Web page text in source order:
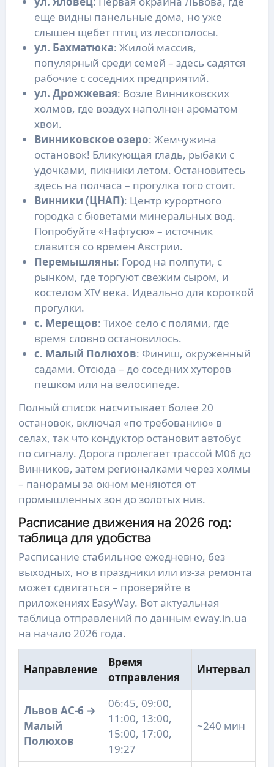
еще видны панельные дома, но уже
слышен щебет птиц из лесополосы.
ул. Бахматюка: Жилой массив,
популярный среди семей – здесь садятся
рабочие с соседних предприятий.
ул. Дрожжевая: Возле Винниковских
холмов, где воздух наполнен ароматом
хвои.
Винниковское озеро: Жемчужина
остановок! Бликующая гладь, рыбаки с
удочками, пикники летом. Остановитесь
здесь на полчаса – прогулка того стоит.
Винники (ЦНАП): Центр курортного
городка с бюветами минеральных вод.
Попробуйте «Нафтусю» – источник
славится со времен Австрии.
Перемышляны: Город на полпути, с
рынком, где торгуют свежим сыром, и
костелом XIV века. Идеально для короткой
прогулки.
с. Мерещов: Тихое село с полями, где
время словно остановилось.
с. Малый Полюхов: Финиш, окруженный
садами. Отсюда – до соседних хуторов
пешком или на велосипеде.
Полный список насчитывает более 20
остановок, включая «по требованию» в
селах, так что кондуктор остановит автобус
по сигналу. Дорога пролегает трассой М06 до
Винников, затем регионалками через холмы
– панорамы за окном меняются от
промышленных зон до золотых нив.
Расписание движения на 2026 год:
таблица для удобства
Расписание стабильное ежедневно, без
выходных, но в праздники или из-за ремонта
может сдвигаться – проверяйте в
приложениях EasyWay. Вот актуальная
таблица отправлений по данным eway.in.ua
на начало 2026 года.
Направление
Время
отправления
Интервал
Львов АС-6 →
Малый
Полюхов
06:45, 09:00,
11:00, 13:00,
15:00, 17:00,
19:27
~240 мин